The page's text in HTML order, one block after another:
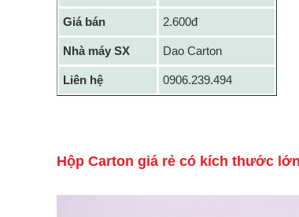
Giá bán 2.600đ
Nhà máy SX Dao Carton
Liên hệ 0906.239.494
Hộp Carton giá rẻ có kích thước